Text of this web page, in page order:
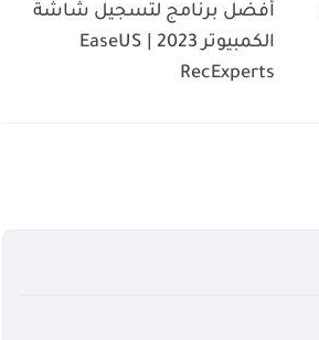
أفضل برنامج لتسجيل شاشة
الكمبيوتر 2023 | EaseUS
RecExperts